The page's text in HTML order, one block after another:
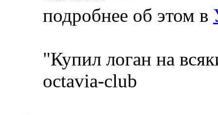
подробнее об этом в
"Купил логан на
octavia-club